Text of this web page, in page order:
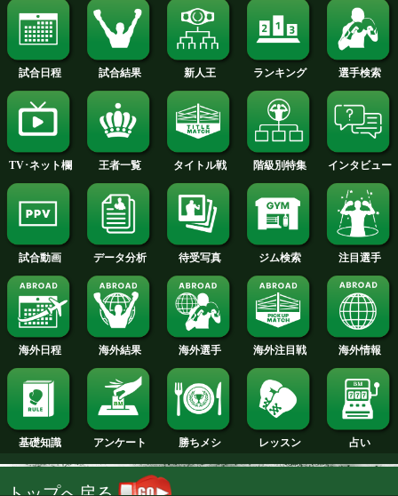
2016年
2015年
2014年
2013年
2012年
2011年
2010年